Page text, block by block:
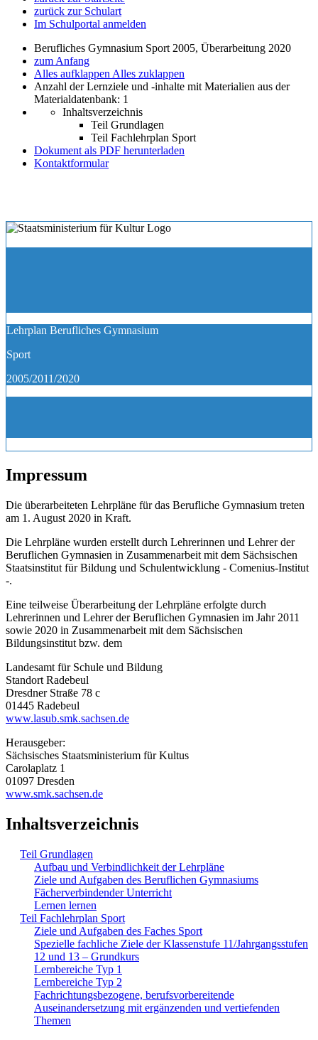
zurück zur Schulart
Im Schulportal anmelden
Berufliches Gymnasium Sport 2005, Überarbeitung 2020
zum Anfang
Alles aufklappen Alles zuklappen
Anzahl der Lernziele und -inhalte mit Materialien aus der
Materialdatenbank: 1
Inhaltsverzeichnis
Teil Grundlagen
Teil Fachlehrplan Sport
Dokument als PDF herunterladen
Kontaktformular
Lehrplan Berufliches Gymnasium
Sport
2005/2011/2020
Impressum
Die überarbeiteten Lehrpläne für das Berufliche Gymnasium treten
am 1. August 2020 in Kraft.
Die Lehrpläne wurden erstellt durch Lehrerinnen und Lehrer der
Beruflichen Gymnasien in Zusammenarbeit mit dem Sächsischen
Staatsinstitut für Bildung und Schulentwicklung - Comenius-Institut
-.
Eine teilweise Überarbeitung der Lehrpläne erfolgte durch
Lehrerinnen und Lehrer der Beruflichen Gymnasien im Jahr 2011
sowie 2020 in Zusammenarbeit mit dem Sächsischen
Bildungsinstitut bzw. dem
Landesamt für Schule und Bildung
Standort Radebeul
Dresdner Straße 78 c
01445 Radebeul
www.lasub.smk.sachsen.de
Herausgeber:
Sächsisches Staatsministerium für Kultus
Carolaplatz 1
01097 Dresden
www.smk.sachsen.de
Inhaltsverzeichnis
Teil Grundlagen
Aufbau und Verbindlichkeit der Lehrpläne
Ziele und Aufgaben des Beruflichen Gymnasiums
Fächerverbindender Unterricht
Lernen lernen
Teil Fachlehrplan Sport
Ziele und Aufgaben des Faches Sport
Spezielle fachliche Ziele der Klassenstufe 11/Jahrgangsstufen
12 und 13 – Grundkurs
Lernbereiche Typ 1
Lernbereiche Typ 2
Fachrichtungsbezogene, berufsvorbereitende
Auseinandersetzung mit ergänzenden und vertiefenden
Themen